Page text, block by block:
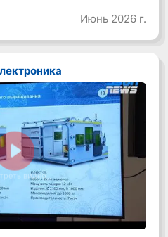
Июнь 2026 г.
видео